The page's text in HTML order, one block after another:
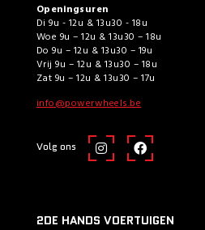
Openingsuren
Di 9u - 12u & 13u30 - 18u
Woe 9u – 12u & 13u30 – 18u
Do 9u – 12u & 13u30 – 19u
Vrij 9u – 12u & 13u30 – 18u
Zat 9u – 12u & 13u30 – 17u
info@powerwheels.be
Volg ons
2DE HANDS VOERTUIGEN